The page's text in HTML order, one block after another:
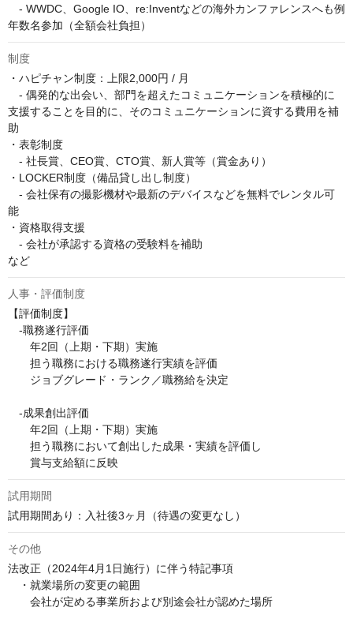
- WWDC、Google IO、re:Inventなどの海外カンファレンスへも例
年数名参加（全額会社負担）
制度
・ハピチャン制度：上限2,000円 / 月
- 偶発的な出会い、部門を超えたコミュニケーションを積極的に
支援することを目的に、そのコミュニケーションに資する費用を補
助
・表彰制度
- 社長賞、CEO賞、CTO賞、新人賞等（賞金あり）
・LOCKER制度（備品貸し出し制度）
- 会社保有の撮影機材や最新のデバイスなどを無料でレンタル可
能
・資格取得支援
- 会社が承認する資格の受験料を補助
など
人事・評価制度
【評価制度】
-職務遂行評価
年2回（上期・下期）実施
担う職務における職務遂行実績を評価
ジョブグレード・ランク／職務給を決定
-成果創出評価
年2回（上期・下期）実施
担う職務において創出した成果・実績を評価し
賞与支給額に反映
試用期間
試用期間あり：入社後3ヶ月（待遇の変更なし）
その他
法改正（2024年4月1日施行）に伴う特記事項
・就業場所の変更の範囲
会社が定める事業所および別途会社が認めた場所